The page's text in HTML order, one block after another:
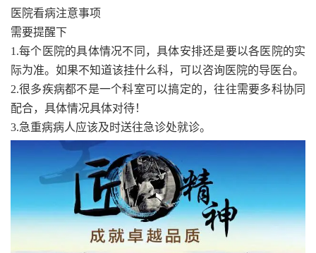
医院看病注意事项
需要提醒下
1.每个医院的具体情况不同，具体安排还是要以各医院的实
际为准。如果不知道该挂什么科，可以咨询医院的导医台。
2.很多疾病都不是一个科室可以搞定的，往往需要多科协同
配合，具体情况具体对待！
3.急重病病人应该及时送往急诊处就诊。